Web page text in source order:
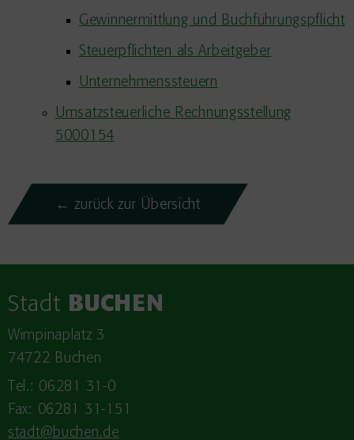
Gewinnermittlung und Buchführungspflicht
Steuerpflichten als Arbeitgeber
Unternehmenssteuern
Umsatzsteuerliche Rechnungsstellung
5000154
← zurück zur Übersicht
Stadt BUCHEN
Wimpinaplatz 3
74722 Buchen
Tel.: 06281 31-0
Fax: 06281 31-151
stadt@buchen.de